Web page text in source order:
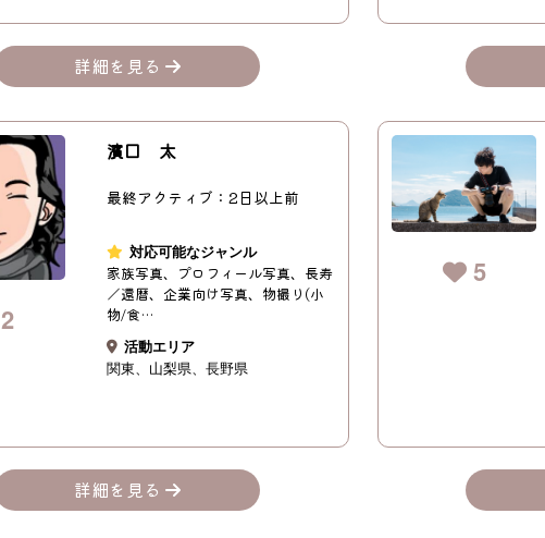
詳細を見る
2
濱口 太
最終アクティブ：2日以上前
対応可能なジャンル
家族写真、プロフィール写真、長寿
／還暦、企業向け写真、物撮り(小
物/食…
活動エリア
関東
山梨県 長野県
詳細を見る
5